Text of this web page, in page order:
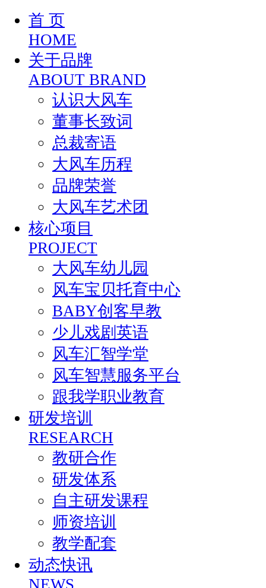
首 页
HOME
关于品牌
ABOUT BRAND
认识大风车
董事长致词
总裁寄语
大风车历程
品牌荣誉
大风车艺术团
核心项目
PROJECT
大风车幼儿园
风车宝贝托育中心
BABY创客早教
少儿戏剧英语
风车汇智学堂
风车智慧服务平台
跟我学职业教育
研发培训
RESEARCH
教研合作
研发体系
自主研发课程
师资培训
教学配套
动态快讯
NEWS